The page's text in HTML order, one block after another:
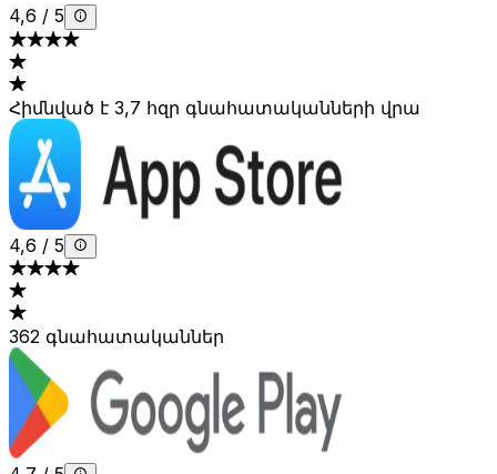
4,6 / 5
Հիմնված է 3,7 հզր գնահատականների վրա
4,6 / 5
362 գնահատականներ